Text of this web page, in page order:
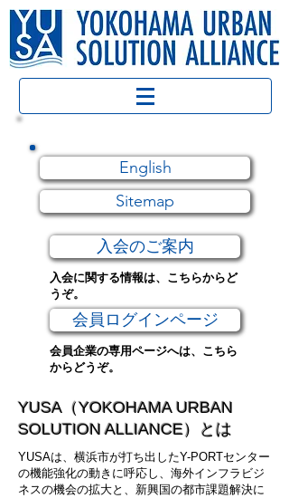
English
Sitemap
入会のご案内
入会に関する情報は、こちらからど
うぞ。
会員ログインページ
会員企業の専用ページへは、こちら
からどうぞ。
YUSA（YOKOHAMA URBAN
SOLUTION ALLIANCE）とは
YUSAは、横浜市が打ち出したY-PORTセンター
の機能強化の動きに呼応し、海外インフラビジ
ネスの機会の拡大と、新興国の都市課題解決に